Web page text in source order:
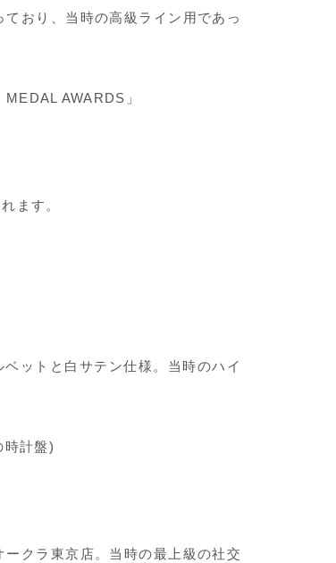
おり、当時の高級ライン用であっ
AWARDS」
ます。
ットと白サテン仕様。当時のハイ
時計盤)
クラ東京店。当時の最上級の社交